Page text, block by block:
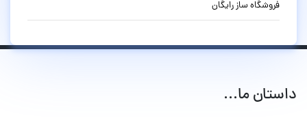
فروشگاه ساز رایگان
داستان ما...